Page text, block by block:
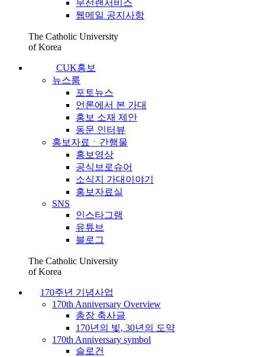
무선랜서비스
웹메일 공지사항
The Catholic University
of Korea
CUK홍보
뉴스룸
포토뉴스
언론에서 본 가대
홍보 소재 제안
동문 인터뷰
홍보자료ㆍ간행물
홍보영상
공식브로슈어
소식지 가대이야기
홍보자료실
SNS
인스타그램
유튜브
블로그
The Catholic University
of Korea
170주년 기념사업
170th Anniversary Overview
총장 축사글
170년의 빛, 30년의 도약
170th Anniversary symbol
슬로건